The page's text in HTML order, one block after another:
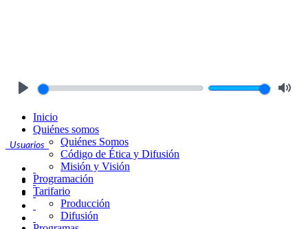
Usuarios
Inicio
Quiénes somos
Quiénes Somos
Código de Ética y Difusión
Misión y Visión
Programación
Tarifario
Producción
Difusión